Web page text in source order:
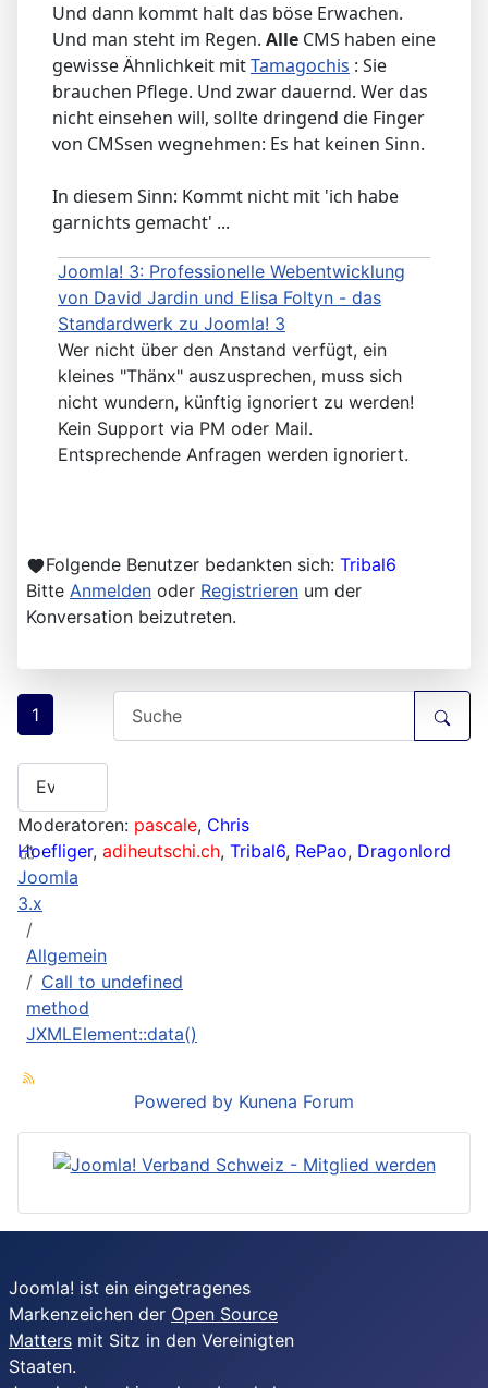
Und dann kommt halt das böse Erwachen.
Und man steht im Regen. Alle CMS haben eine
gewisse Ähnlichkeit mitTamagochis : Sie
brauchen Pflege. Und zwar dauernd. Wer das
nicht einsehen will, sollte dringend die Finger
von CMSsen wegnehmen: Es hat keinen Sinn.
In diesem Sinn: Kommt nicht mit 'ich habe
garnichts gemacht' ...
Joomla! 3: Professionelle Webentwicklung
von David Jardin und Elisa Foltyn - das
Standardwerk zu Joomla! 3
Wer nicht über den Anstand verfügt, ein
kleines "Thänx" auszusprechen, muss sich
nicht wundern, künftig ignoriert zu werden!
Kein Support via PM oder Mail.
Entsprechende Anfragen werden ignoriert.
Folgende Benutzer bedankten sich: Tribal6
Bitte Anmelden oder Registrieren um der
Konversation beizutreten.
1
Moderatoren: pascale, Chris
Hoefliger, adiheutschi.ch, Tribal6, RePao, Dragonlord
Joomla
3.x
Allgemein
Call to undefined
method
JXMLElement::data()
Powered by Kunena Forum
Joomla! ist ein eingetragenes
Markenzeichen der Open Source
Matters mit Sitz in den Vereinigten
Staaten.